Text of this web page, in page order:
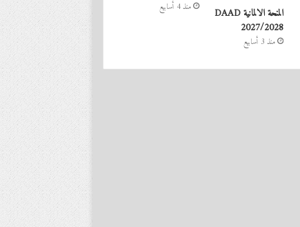
المنحة الالمانية DAAD
2027/2028
منذ 3 أسابيع
منذ 4 أسابيع